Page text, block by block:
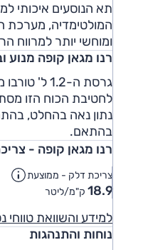
תא הנוסעים איכותי
המולטימדיה, מערכת
ומוחשי יותר למרווח
רנו מגאן קופה מנוע
נתון נאה בהחלט,
בהתאם.
רנו מגאן קופה -
צריכת דלק - ממוצעת
18.9 ק"מ/ליטר
למידע והשוואת
נוחות והתנהגות